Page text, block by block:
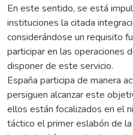
En este sentido, se está
instituciones la citada
considerándose un requisito
participar en las operaciones
disponer de este servicio.
España participa de manera
persiguen alcanzar este
ellos están focalizados en el
táctico el primer eslabón de